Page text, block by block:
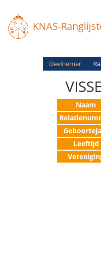
KNAS-
Deelnemer
Naam
Leeftijd